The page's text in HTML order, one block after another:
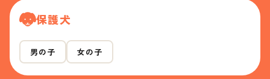
保護犬
男の子 女の子